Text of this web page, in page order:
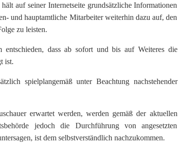
auf seiner Internetseite grundsätzliche Informationen
und hauptamtliche Mitarbeiter weiterhin dazu auf, den
zu leisten.
entschieden, dass ab sofort und bis auf Weiteres die
ist.
spielplangemäß unter Beachtung nachstehender
erwartet werden, werden gemäß der aktuellen
jedoch die Durchführung von angesetzten
ist dem selbstverständlich nachzukommen.